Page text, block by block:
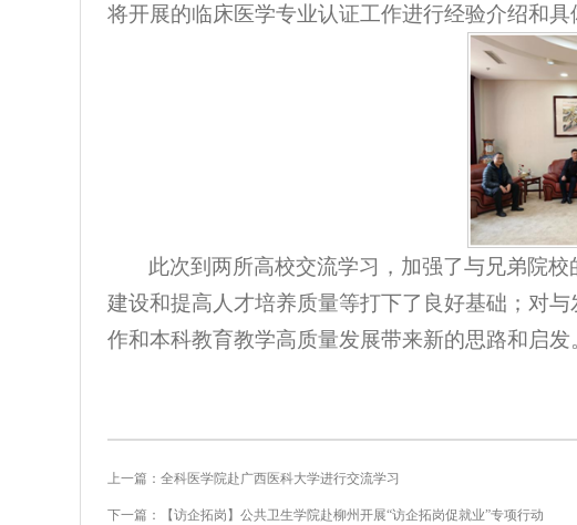
将开展的临床医学专业认证工作进行经验介绍和具
此次到两所高校交流学习，加强了与兄弟院
建设和提高人才培养质量等打下了良好基础；对
作和本科教育教学高质量发展带来新的思路和启发
上一篇：全科医学院赴广西医科大学进行交流学习
下一篇：【访企拓岗】公共卫生学院赴柳州开展“访企拓岗促就业”专项行动